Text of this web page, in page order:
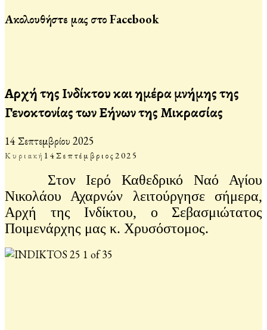
Ακολουθήστε μας στο Facebook
Αρχή της Ινδίκτου και ημέρα μνήμης της
Γενοκτονίας των Ελλήνων της Μικρασίας
14 Σεπτεμβρίου 2025
Κυριακή 14Σεπτέμβριος2025
Στον Ιερό Καθεδρικό Ναό Αγίου
Νικολάου Αχαρνών λειτούργησε σήμερα,
Αρχή της Ινδίκτου, ο Σεβασμιώτατος
Ποιμενάρχης μας κ. Χρυσόστομος.